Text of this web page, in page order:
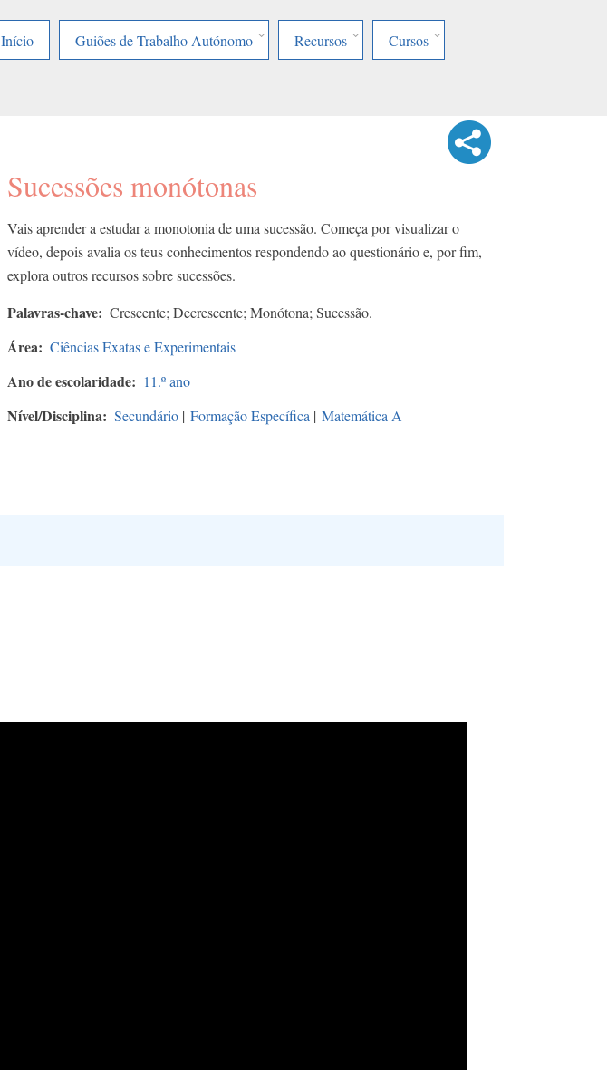
Início
Guiões de Trabalho Autónomo Recursos Cursos
Sucessões monótonas
Vais aprender a estudar a monotonia de uma sucessão. Começa por visualizar o
vídeo, depois avalia os teus conhecimentos respondendo ao questionário e, por fim,
explora outros recursos sobre sucessões.​
Palavras-chave Crescente; Decrescente; Monótona; Sucessão.​ ​
Área Ciências Exatas e Experimentais
Ano de escolaridade 11.º ano
Nível/Disciplina Secundário | Formação Específica | Matemática A